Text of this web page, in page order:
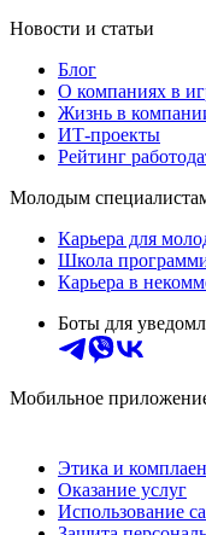
Новости и статьи
Блог
О компаниях в
Жизнь в
ИТ-проекты
Рейтинг
Молодым
Карьера для
Школа
Карьера в
Боты для
Мобильное
Этика и
Оказание услуг
Использование